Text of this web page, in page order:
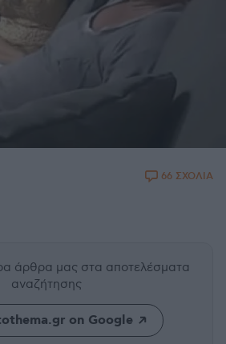
66 ΣΧΟΛΙΑ
άρθρα μας στα αποτελέσματα
αναζήτησης
on Google